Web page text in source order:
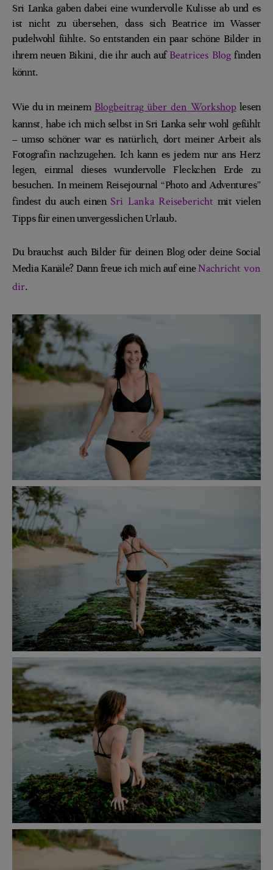
Sri Lanka gaben dabei eine wundervolle Kulisse ab und es
ist nicht zu übersehen, dass sich Beatrice im Wasser
pudelwohl fühlte. So entstanden ein paar schöne Bilder in
ihrem neuen Bikini, die ihr auch aufBeatrices Blog finden
könnt.
Wie du in meinem Blogbeitrag über den Workshoplesen
kannst, habe ich mich selbst in Sri Lanka sehr wohl gefühlt
– umso schöner war es natürlich, dort meiner Arbeit als
Fotografin nachzugehen. Ich kann es jedem nur ans Herz
legen, einmal dieses wundervolle Fleckchen Erde zu
besuchen. In meinem Reisejournal “Photo and Adventures”
findest du auch einenSri Lanka Reisebericht mit vielen
Tipps für einen unvergesslichen Urlaub.
Du brauchst auch Bilder für deinen Blog oder deine Social
Media Kanäle? Dann freue ich mich auf eineNachricht von
dir.